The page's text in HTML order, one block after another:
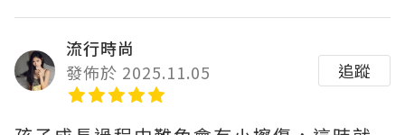
流行時尚
發佈於 2025.11.05
追蹤